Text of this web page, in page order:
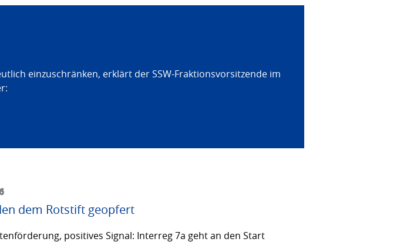
einzuschränken, erklärt der SSW-Fraktionsvorsitzende im
dem Rotstift geopfert
positives Signal: Interreg 7a geht an den Start